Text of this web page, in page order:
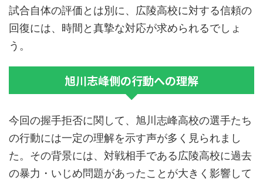
試合自体の評価とは別に、広陵高校に対する信頼の
回復には、時間と真摯な対応が求められるでしょ
う。
旭川志峰側の行動への理解
今回の握手拒否に関して、旭川志峰高校の選手たち
の行動には一定の理解を示す声が多く見られまし
た。その背景には、対戦相手である広陵高校に過去
の暴力・いじめ問題があったことが大きく影響して